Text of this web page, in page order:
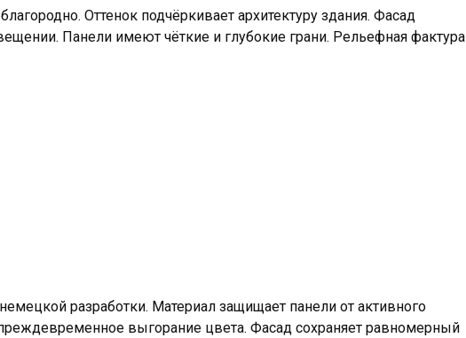
Оттенок подчёркивает архитектуру здания. Фасад
Панели имеют чёткие и глубокие грани. Рельефная фактура
разработки. Материал защищает панели от активного
выгорание цвета. Фасад сохраняет равномерный